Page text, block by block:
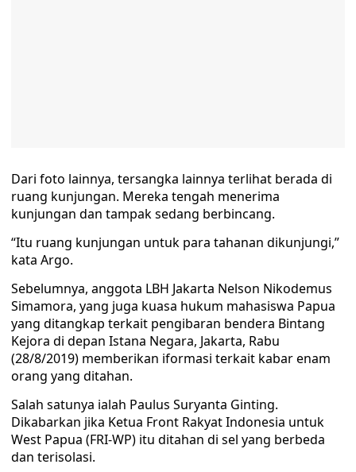
Dari foto lainnya, tersangka lainnya terlihat berada di
ruang kunjungan. Mereka tengah menerima
kunjungan dan tampak sedang berbincang.
“Itu ruang kunjungan untuk para tahanan dikunjungi,”
kata Argo.
Sebelumnya, anggota LBH Jakarta Nelson Nikodemus
Simamora, yang juga kuasa hukum mahasiswa Papua
yang ditangkap terkait pengibaran bendera Bintang
Kejora di depan Istana Negara, Jakarta, Rabu
(28/8/2019) memberikan iformasi terkait kabar enam
orang yang ditahan.
Salah satunya ialah Paulus Suryanta Ginting.
Dikabarkan jika Ketua Front Rakyat Indonesia untuk
West Papua (FRI-WP) itu ditahan di sel yang berbeda
dan terisolasi.